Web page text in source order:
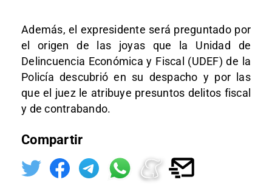
Además, el expresidente será preguntado por
el origen de las joyas que la Unidad de
Delincuencia Económica y Fiscal (UDEF) de la
Policía descubrió en su despacho y por las
que el juez le atribuye presuntos delitos fiscal
y de contrabando.
Compartir